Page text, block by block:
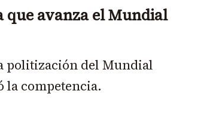
que avanza el Mundial
politización del Mundial
la competencia.